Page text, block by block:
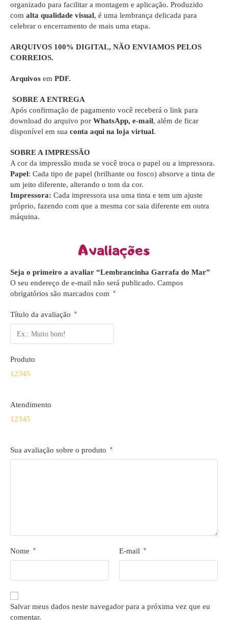
organizado para facilitar a montagem e aplicação. Produzido
com alta qualidade visual, é uma lembrança delicada para
celebrar o encerramento de mais uma etapa.
ARQUIVOS 100% DIGITAL, NÃO ENVIAMOS PELOS
CORREIOS.
Arquivos em PDF.
SOBRE A ENTREGA
Após confirmação de pagamento você receberá o link para
download do arquivo por WhatsApp, e-mail, além de ficar
disponível em sua conta aqui na loja virtual.
SOBRE A IMPRESSÃO
A cor da impressão muda se você troca o papel ou a impressora.
Papel: Cada tipo de papel (brilhante ou fosco) absorve a tinta de
um jeito diferente, alterando o tom da cor.
Impressora: Cada impressora usa uma tinta e tem um ajuste
próprio, fazendo com que a mesma cor saia diferente em outra
máquina.
Avaliações
Seja o primeiro a avaliar “Lembrancinha Garrafa do Mar”
O seu endereço de e-mail não será publicado. Campos
obrigatórios são marcados com
*
Título da avaliação *
Produto
12345
Atendimento
12345
Sua avaliação sobre o produto *
Nome * E-mail *
Salvar meus dados neste navegador para a próxima vez que eu
comentar.